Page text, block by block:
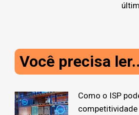
Você precisa
Como o ISP